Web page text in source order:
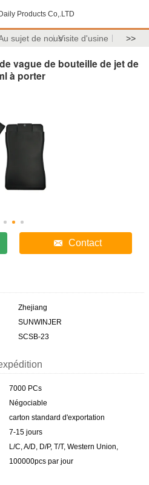
Products Co,.LTD
sujet de nousVisite d'usine >>
vague de bouteille de jet de
à porter
Contact
Zhejiang
SUNWINJER
SCSB-23
7000 PCs
Négociable
carton standard d'exportation
7-15 jours
L/C, A/D, D/P, T/T, Western Union,
100000pcs par jour